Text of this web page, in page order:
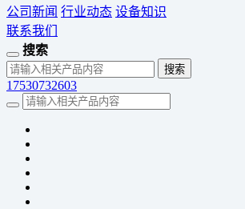
公司新闻 行业动态 设备知识
联系我们
搜索
17530732603